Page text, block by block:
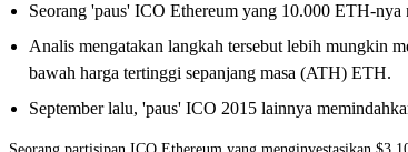
Seorang 'paus' ICO Ethereum yang 10.000 ETH-
Analis mengatakan langkah tersebut lebih mungkin
bawah harga tertinggi sepanjang masa (ATH) ETH.
September lalu, 'paus' ICO 2015 lainnya